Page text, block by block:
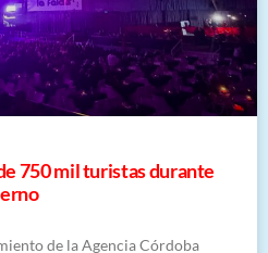
750 mil turistas durante
de la Agencia Córdoba